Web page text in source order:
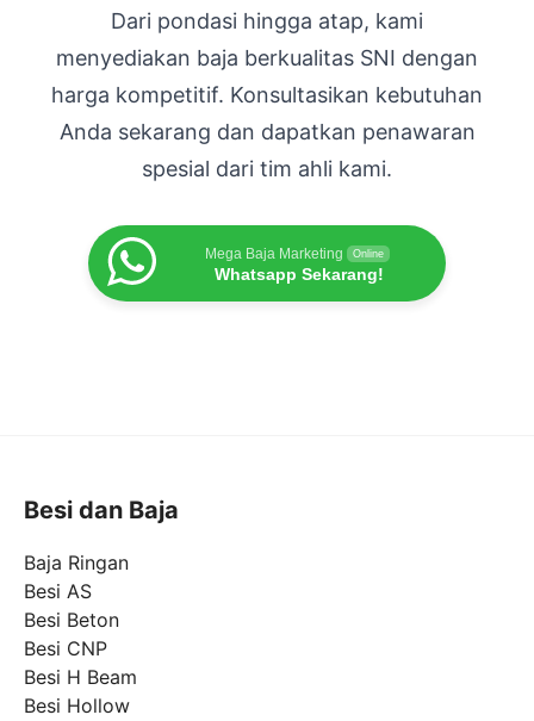
Dari pondasi hingga atap, kami
menyediakan baja berkualitas SNI dengan
harga kompetitif. Konsultasikan kebutuhan
Anda sekarang dan dapatkan penawaran
spesial dari tim ahli kami.
Mega Baja Marketing Online
Whatsapp Sekarang!
Besi dan Baja
Baja Ringan
Besi AS
Besi Beton
Besi CNP
Besi H Beam
Besi Hollow